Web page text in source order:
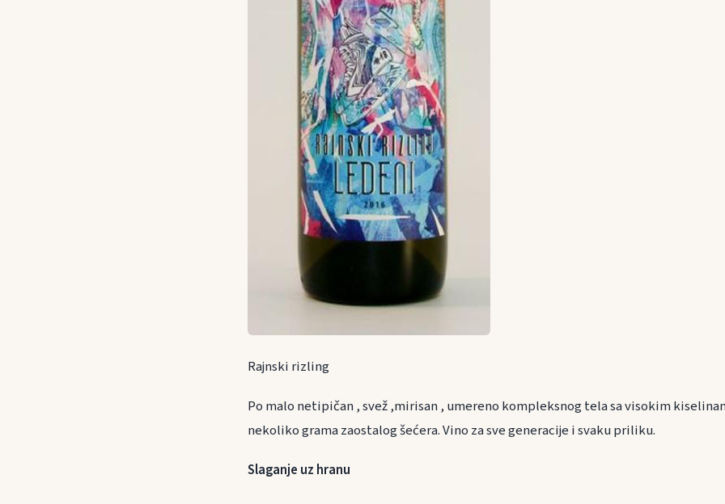
Rajnski rizling
Po malo netipičan , svež ,mirisan , umereno kompleksnog tela sa visokim
nekoliko grama zaostalog šećera. Vino za sve generacije i svaku priliku.
Slaganje uz hranu